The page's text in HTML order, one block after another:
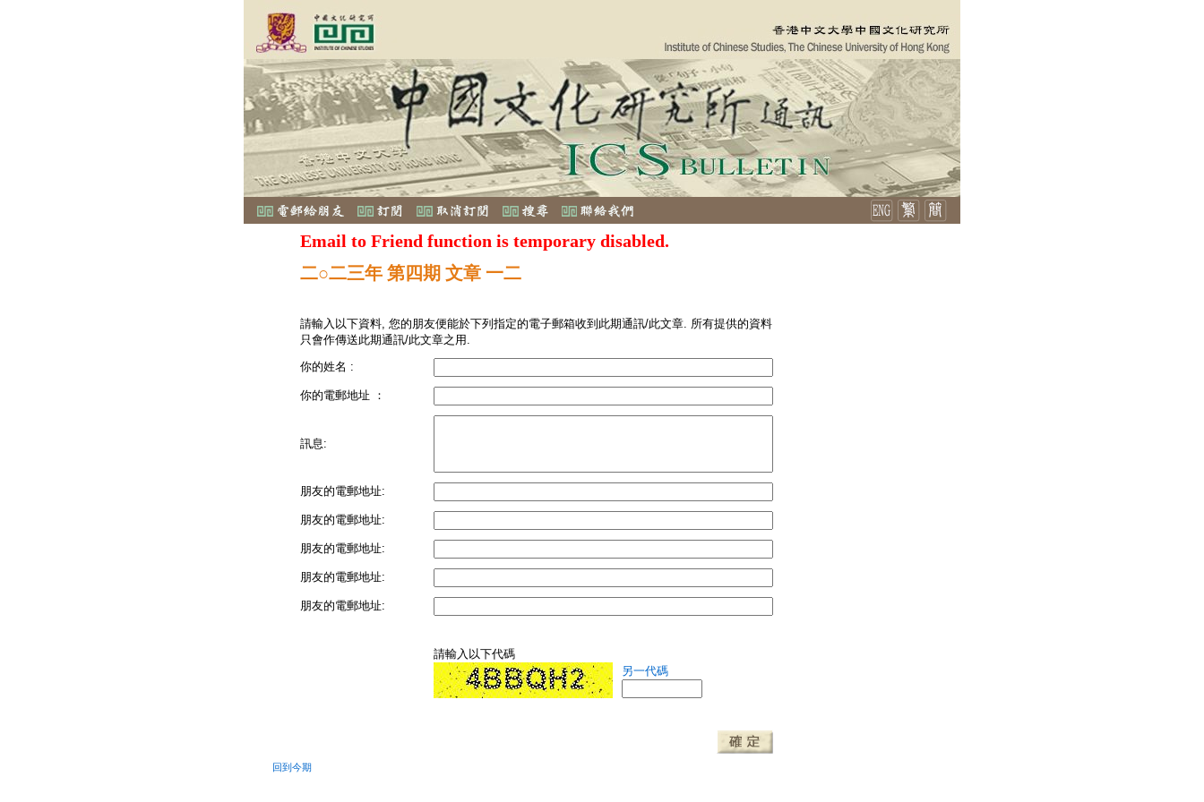
Email to Friend function is temporary disabled.
二○二三年 第四期 文章 一二
請輸入以下資料, 您的朋友便能於下列指定的電子郵箱收到此期通訊/此文章. 所有提供的資料
只會作傳送此期通訊/此文章之用.
你的姓名 :
你的電郵地址 ：
訊息:
朋友的電郵地址:
朋友的電郵地址:
朋友的電郵地址:
朋友的電郵地址:
朋友的電郵地址:
請輸入以下代碼
另一代碼
回到今期